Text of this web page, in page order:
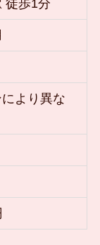
徒歩1分
より異な